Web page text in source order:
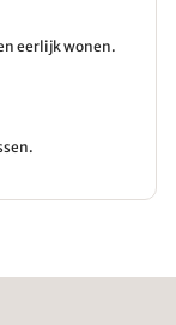
eerlijk wonen.